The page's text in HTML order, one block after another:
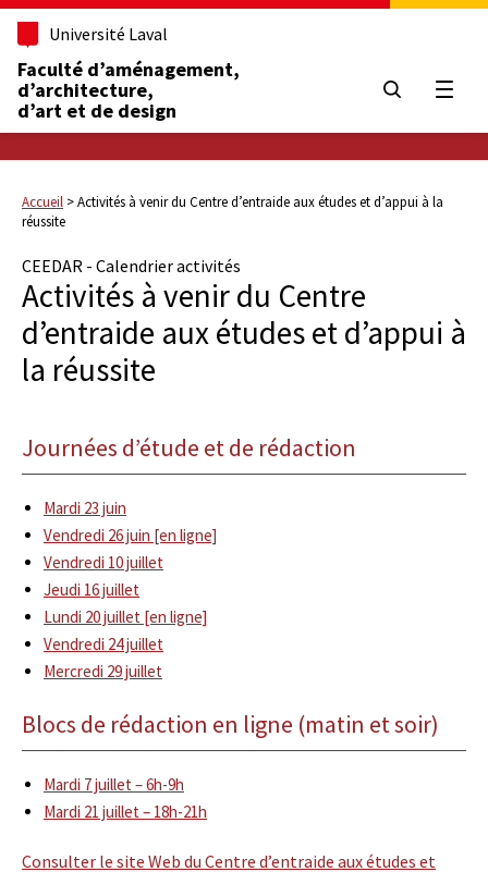
Université Laval
Faculté d’aménagement,
d’architecture,
d’art et de design
Accueil >Activités à venir du Centre d’entraide aux études et d’appui à la
réussite
CEEDAR - Calendrier activités
Activités à venir du Centre
d’entraide aux études et d’appui à
la réussite
Journées d’étude et de rédaction
Mardi 23 juin
Vendredi 26 juin [en ligne]
Vendredi 10 juillet
Jeudi 16 juillet
Lundi 20 juillet [en ligne]
Vendredi 24 juillet
Mercredi 29 juillet
Blocs de rédaction en ligne (matin et soir)
Mardi 7 juillet – 6h-9h
Mardi 21 juillet – 18h-21h
Consulter le site Web du Centre d’entraide aux études et